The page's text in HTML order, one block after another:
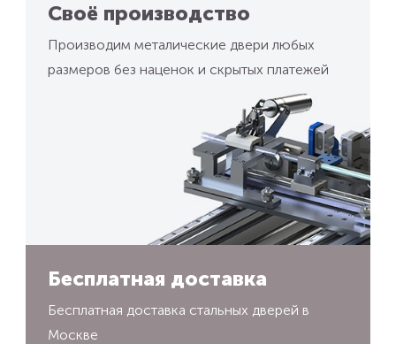
Своё производство
Производим металические двери любых
размеров без наценок и скрытых платежей
Бесплатная доставка
Бесплатная доставка стальных дверей в
Москве